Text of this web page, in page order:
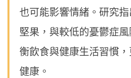
也可能影響情緒。研究
堅果，與較低的憂鬱症
衡飲食與健康生活習慣
健康。